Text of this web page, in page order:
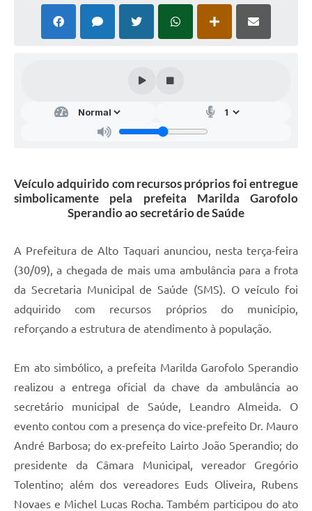
Veículo adquirido com recursos próprios foi entregue
simbolicamente pela prefeita Marilda Garofolo
Sperandio ao secretário de Saúde
A Prefeitura de Alto Taquari anunciou, nesta terça-feira
(30/09), a chegada de mais uma ambulância para a frota
da Secretaria Municipal de Saúde (SMS). O veículo foi
adquirido com recursos próprios do município,
reforçando a estrutura de atendimento à população.
Em ato simbólico, a prefeita Marilda Garofolo Sperandio
realizou a entrega oficial da chave da ambulância ao
secretário municipal de Saúde, Leandro Almeida. O
evento contou com a presença do vice-prefeito Dr. Mauro
André Barbosa; do ex-prefeito Lairto João Sperandio; do
presidente da Câmara Municipal, vereador Gregório
Tolentino; além dos vereadores Euds Oliveira, Rubens
Novaes e Michel Lucas Rocha. Também participou do ato